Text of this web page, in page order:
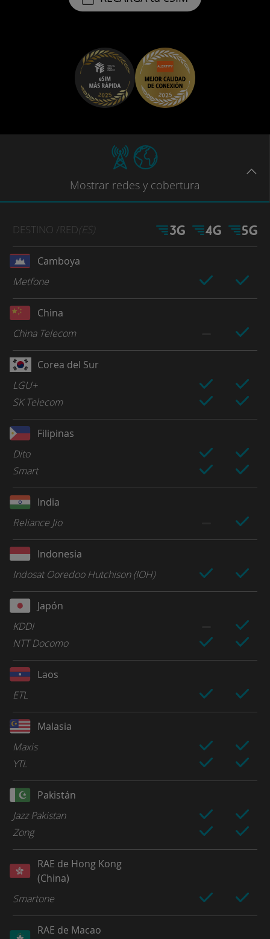
Mostrar redes y cobertura
DESTINO /RED(ES)
Camboya
Metfone
China
China Telecom
Corea del Sur
LGU+
SK Telecom
Filipinas
Dito
Smart
India
Reliance Jio
Indonesia
Indosat Ooredoo Hutchison (IOH)
Japón
KDDI
NTT Docomo
Laos
ETL
Malasia
Maxis
YTL
Pakistán
Jazz Pakistan
Zong
RAE de Hong Kong
(China)
Smartone
RAE de Macao